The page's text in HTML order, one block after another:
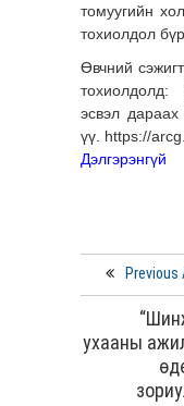
томуугийн
тохиолдол
Өвчний
эсвэл
үү. https://
Дэлгэрэнгүй
Previous
ухааны